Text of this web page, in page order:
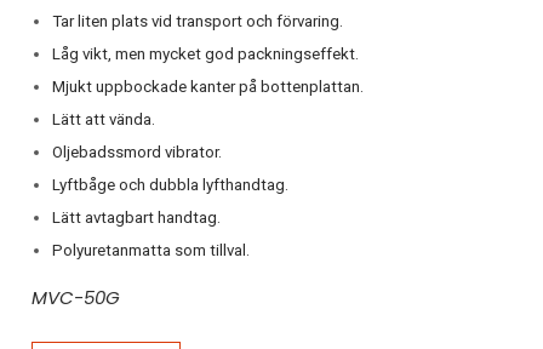
Tar liten plats vid transport och förvaring.
Låg vikt, men mycket god packningseffekt.
Mjukt uppbockade kanter på bottenplattan.
Lätt att vända.
Oljebadssmord vibrator.
Lyftbåge och dubbla lyfthandtag.
Lätt avtagbart handtag.
Polyuretanmatta som tillval.
MVC-50G